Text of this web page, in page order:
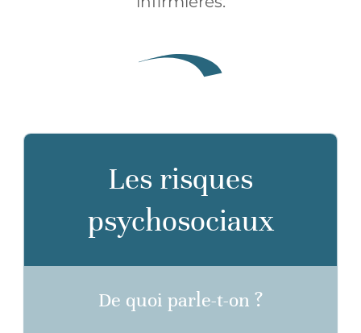
Les risques
psychosociaux
De quoi parle-t-on ?